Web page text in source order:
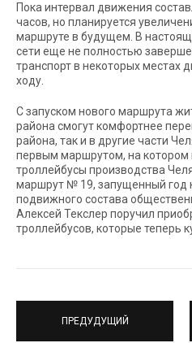
Пока интервал движения
часов, но планируется
маршруте в будущем. В
сети еще не полностью
транспорт в некоторых местах
ходу.
С запуском нового маршрута
района смогут комфортнее
района, так и в другие части
первым маршрутом, на котором
троллейбусы производства
маршрут № 19, запущенный год
подвижного состава
Алексей Текслер поручил
троллейбусов, которые теперь
ПРЕДУДУЩИЙ